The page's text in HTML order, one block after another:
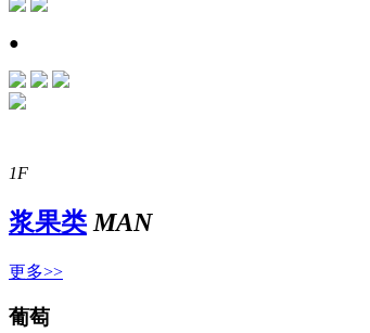
●
1F
浆果类 MAN
更多>>
葡萄